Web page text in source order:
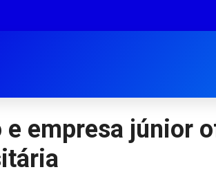
e empresa júnior